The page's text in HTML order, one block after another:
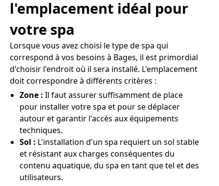
l'emplacement idéal pour
votre spa
Lorsque vous avez choisi le type de spa qui
correspond à vos besoins à Bages, il est primordial
d'choisir l'endroit où il sera installé. L'emplacement
doit correspondre à différents critères :
Zone : Il faut assurer suffisamment de place
pour installer votre spa et pour se déplacer
autour et garantir l'accès aux équipements
techniques.
Sol : L'installation d'un spa requiert un sol stable
et résistant aux charges conséquentes du
contenu aquatique, du spa en tant que tel et des
utilisateurs.